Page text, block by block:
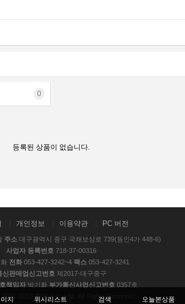
0
등록된 상품이 없습니다.
지 위시리스트 검색 오늘본상품
개인정보 이용약관 PC 버전
주소대구광역시 중구 국채보상로 739(동인4가 448-6)
사업자 등록번호 718-37-00316
전화 053-427-3242~4 팩스 053-427-3241
신판매업신고번호 제2017-대구중구
책임자박기화 부가통신사업신고번호 0357호
2001-2013 현대크리스탈. All Rights Reserved.